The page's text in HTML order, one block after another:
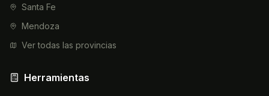
Santa Fe
Mendoza
Ver todas las provincias
Herramientas